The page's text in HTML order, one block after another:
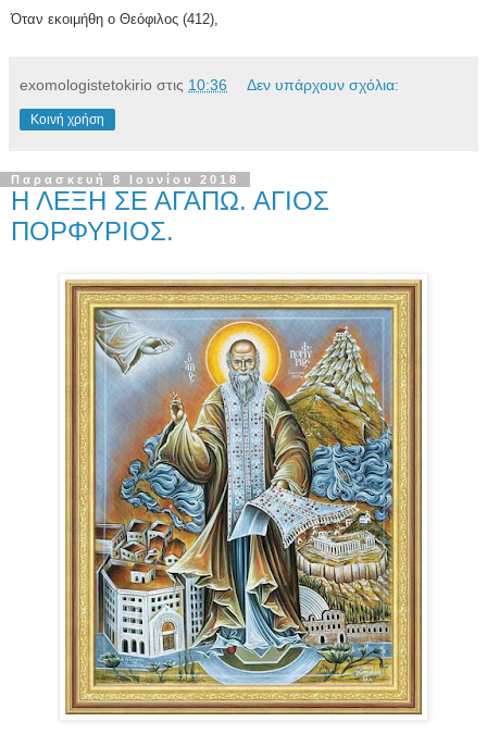
Όταν εκοιμήθη ο Θεόφιλος (412),
exomologistetokirio στις 10:36 Δεν υπάρχουν σχόλια:
Κοινή χρήση
Παρασκευή 8 Ιουνίου 2018
Η ΛΕΞΗ ΣΕ ΑΓΑΠΩ. ΑΓΙΟΣ
ΠΟΡΦΥΡΙΟΣ.